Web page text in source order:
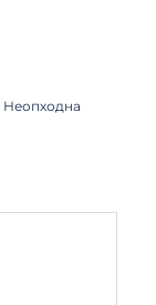
Неопходна